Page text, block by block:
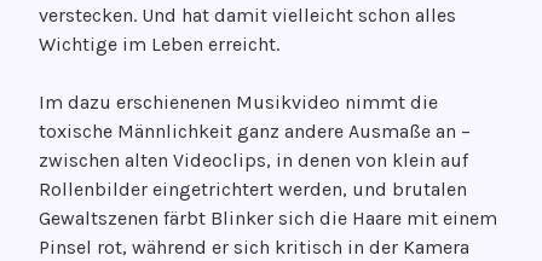
verstecken. Und hat damit vielleicht schon alles
Wichtige im Leben erreicht.
Im dazu erschienenen Musikvideo nimmt die
toxische Männlichkeit ganz andere Ausmaße an –
zwischen alten Videoclips, in denen von klein auf
Rollenbilder eingetrichtert werden, und brutalen
Gewaltszenen färbt Blinker sich die Haare mit einem
Pinsel rot, während er sich kritisch in der Kamera